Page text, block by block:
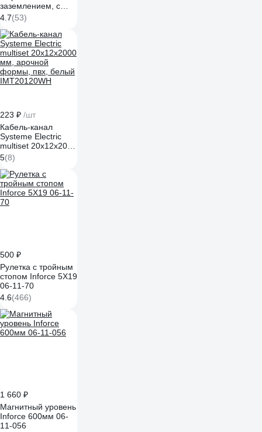
заземлением, с
крышкой IP54
РСб22-3-ФСр ИЭК
ERS22-K03-16-54-
DC
4.7(53)
223 ₽ /шт
Кабель-канал
Systeme Electric
multiset 20x12x2000
мм, арочной
формы, пвх, белый
IMT20120WH
5(8)
500 ₽
Рулетка с тройным
стопом Inforce 5Х19
06-11-70
4.6(466)
1 660 ₽
Магнитный уровень
Inforce 600мм 06-
11-056